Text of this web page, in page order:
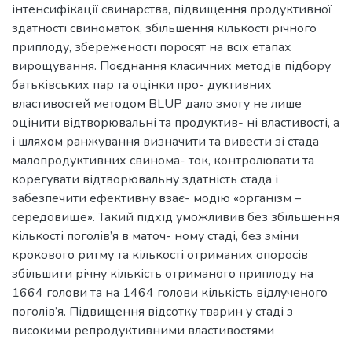
інтенсифікації свинарства, підвищення продуктивної
здатності свиноматок, збільшення кількості річного
приплоду, збереженості поросят на всіх етапах
вирощування. Поєднання класичних методів підбору
батьківських пар та оцінки про- дуктивних
властивостей методом BLUP дало змогу не лише
оцінити відтворювальні та продуктив- ні властивості, а
і шляхом ранжування визначити та вивести зі стада
малопродуктивних свинома- ток, контролювати та
корегувати відтворювальну здатність стада і
забезпечити ефективну взає- модію «організм –
середовище». Такий підхід уможливив без збільшення
кількості поголів’я в маточ- ному стаді, без зміни
крокового ритму та кількості отриманих опоросів
збільшити річну кількість отриманого приплоду на
1664 голови та на 1464 голови кількість відлученого
поголів’я. Підвищення відсотку тварин у стаді з
високими репродуктивними властивостями